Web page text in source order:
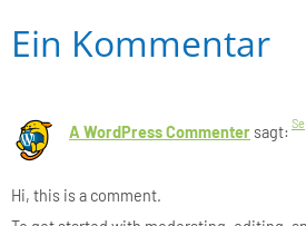
Ein Kommentar
A WordPress Commenter sagt:
Hi, this is a comment.